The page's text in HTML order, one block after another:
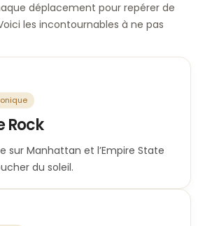
déplacement pour repérer de
les incontournables à ne pas
Rock
sur Manhattan et l’Empire State
du soleil.